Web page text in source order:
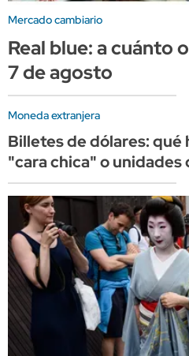
Mercado cambiario
Real blue: a cuánto
7 de agosto
Moneda extranjera
Billetes de dólares: qué
"cara chica" o